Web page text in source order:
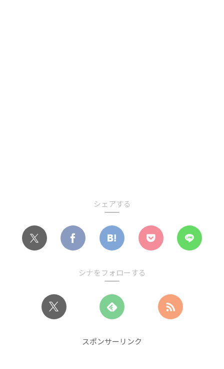
シェアする
シナをフォローする
スポンサーリンク